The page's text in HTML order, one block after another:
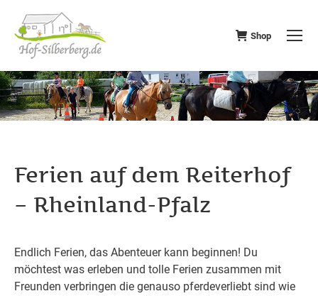
Shop
Ferien auf dem Reiterhof
– Rheinland-Pfalz
Endlich Ferien, das Abenteuer kann beginnen! Du
möchtest was erleben und tolle Ferien zusammen mit
Freunden verbringen die genauso pferdeverliebt sind wie